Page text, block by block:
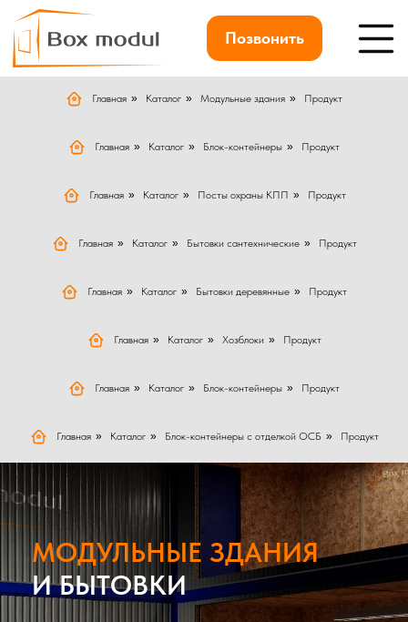
Позвонить
Главная » Каталог » Модульные здания » Продукт
Главная » Каталог » Блок-контейнеры » Продукт
Главная » Каталог » Посты охраны КПП » Продукт
Главная » Каталог » Бытовки сантехнические » Продукт
Главная » Каталог » Бытовки деревянные » Продукт
Главная » Каталог » Хозблоки » Продукт
Главная » Каталог » Блок-контейнеры » Продукт
Главная » Каталог » Блок-контейнеры с отделкой ОСБ » Продукт
МОДУЛЬНЫЕ ЗДАНИЯ
И БЫТОВКИ